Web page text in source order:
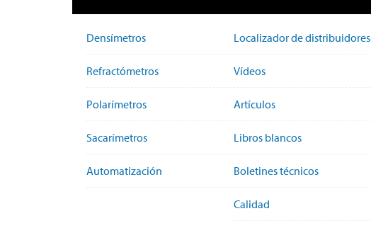
Densímetros
Refractómetros
Polarímetros
Sacarímetros
Automatización
Localizador de distribuidores
Vídeos
Artículos
Libros blancos
Boletines técnicos
Calidad